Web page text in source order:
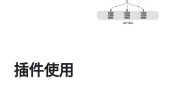
插件使用